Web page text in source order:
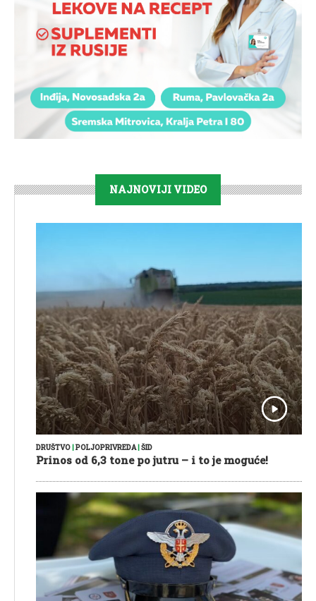
NAJNOVIJI VIDEO
DRUŠTVO POLJOPRIVREDA| ŠID
Prinos od 6,3 tone po jutru – i to je moguće!